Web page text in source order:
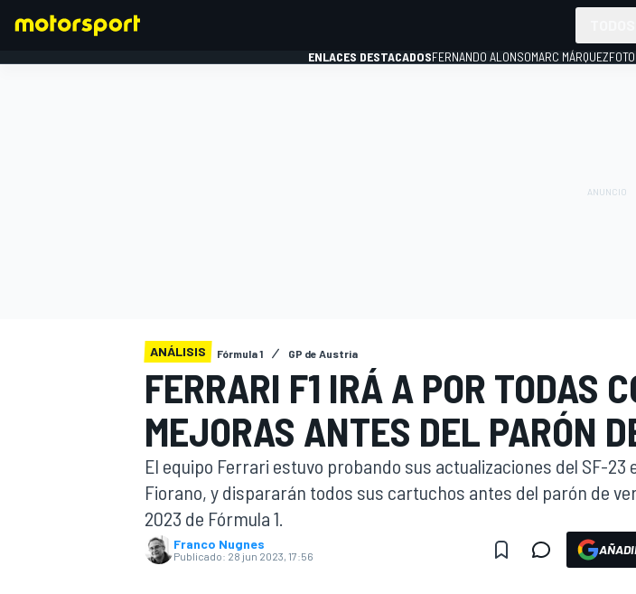
ENLACES DESTACADOSFERNANDO ALONSOMARC MÁRQUEZ
ANÁLISIS Fórmula 1 GP de Austria
FERRARI F1 IRÁ A POR TODAS
MEJORAS ANTES DEL PARÓN
El equipo Ferrari estuvo probando sus actualizaciones del SF-23
Fiorano, y dispararán todos sus cartuchos antes del parón de
2023 de Fórmula 1.
Franco Nugnes
Publicado: 28 jun 2023, 17:56